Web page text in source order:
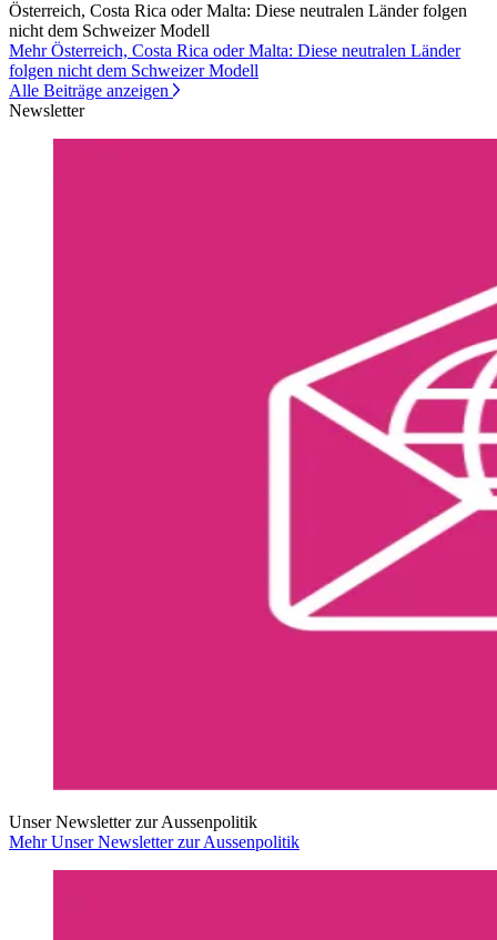
Österreich, Costa Rica oder Malta: Diese neutralen Länder folgen
nicht dem Schweizer Modell
Mehr Österreich, Costa Rica oder Malta: Diese neutralen Länder
folgen nicht dem Schweizer Modell
Alle Beiträge anzeigen
Newsletter
Unser Newsletter zur Aussenpolitik
Mehr Unser Newsletter zur Aussenpolitik